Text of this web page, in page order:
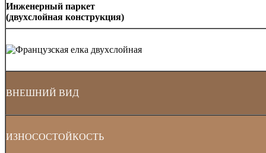
Инженерный паркет
(двухслойная конструкция)
ВНЕШНИЙ ВИД
ИЗНОСОСТОЙКОСТЬ